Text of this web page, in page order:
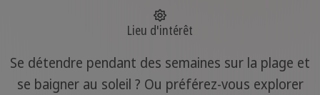
Lieu d'intérêt
Se détendre pendant des semaines sur la plage et
se baigner au soleil ? Ou préférez-vous explorer